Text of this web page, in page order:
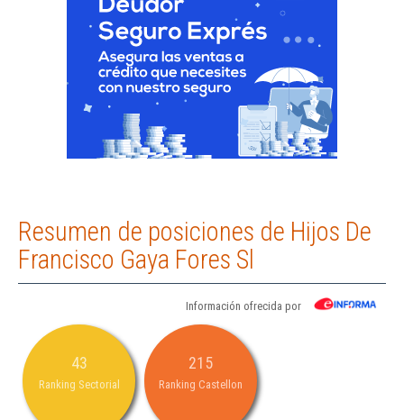
Resumen de posiciones de Hijos De
Francisco Gaya Fores Sl
Información ofrecida por
43
Ranking Sectorial
215
Ranking Castellon